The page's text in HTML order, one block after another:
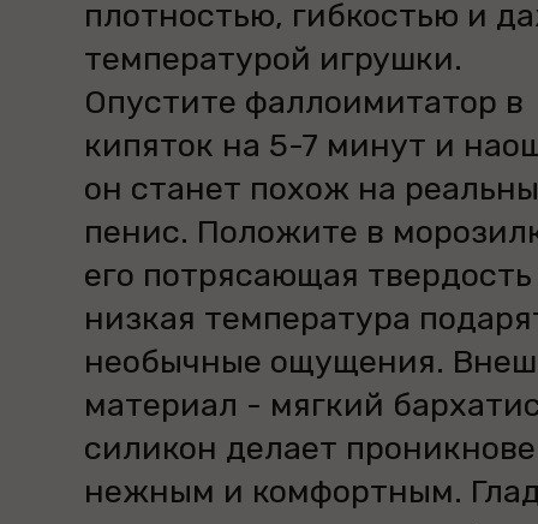
плотностью, гибкостью и
температурой игрушки.
Опустите фаллоимитатор в
кипяток на 5-7 минут и
он станет похож на
пенис. Положите в
его потрясающая
низкая температура
необычные ощущения.
материал - мягкий
силикон делает
нежным и комфортным.